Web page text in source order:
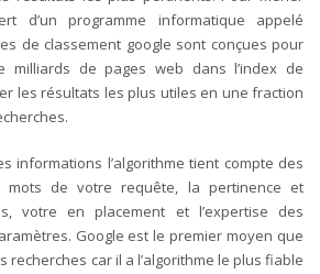
d’un programme informatique appelé
de classement google sont conçues pour
milliards de pages web dans l’index de
les résultats les plus utiles en une fraction
informations l’algorithme tient compte des
de votre requête, la pertinence et
votre en placement et l’expertise des
Google est le premier moyen que
recherches car il a l’algorithme le plus fiable